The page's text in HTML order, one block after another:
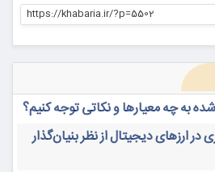
https://khabaria.ir/?p=5502
به چه معیارها و نکاتی توجه کنیم؟
ارزهای دیجیتال از نظر بنیان‌گذار